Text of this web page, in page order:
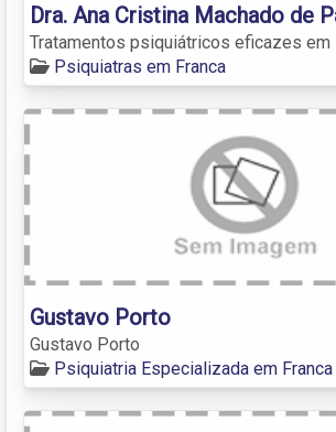
Dra. Ana Cristina Machado de
Tratamentos psiquiátricos eficazes em
Psiquiatras em Franca
Gustavo Porto
Gustavo Porto
Psiquiatria Especializada em Franca